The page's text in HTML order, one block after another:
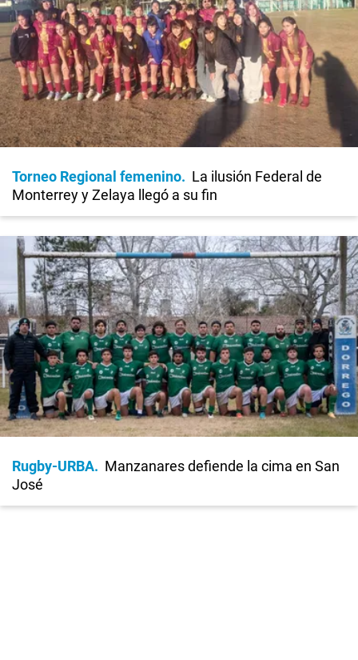
Torneo Regional femenino
La ilusión Federal de
Monterrey y Zelaya llegó a su fin
Rugby-URBA
Manzanares defiende la cima en San
José